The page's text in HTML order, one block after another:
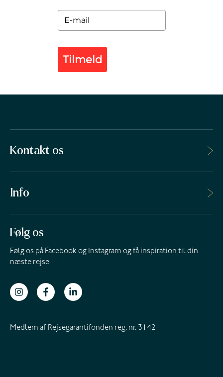
Tilmeld
Kontakt os
Info
Følg os
Følg os på Facebook og Instagram og få inspiration til din
næste rejse
Medlem af Rejsegarantifonden reg. nr. 3142